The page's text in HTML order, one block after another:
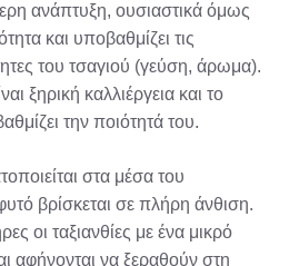
ανάπτυξη, ουσιαστικά όμως
και υποβαθμίζει τις
του τσαγιού (γεύση, άρωμα).
ξηρική καλλιέργεια και το
την ποιότητά του.
στα μέσα του
βρίσκεται σε πλήρη άνθιση.
οι ταξιανθίες με ένα μικρό
αφήνονται να ξεραθούν στη